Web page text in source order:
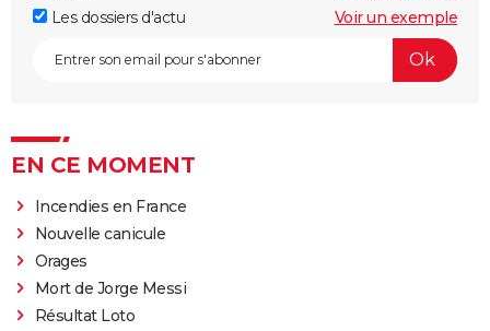
Les dossiers d'actu
Voir un exemple
EN CE MOMENT
Incendies en France
Nouvelle canicule
Orages
Mort de Jorge Messi
Résultat Loto